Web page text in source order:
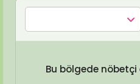
Bu bölgede